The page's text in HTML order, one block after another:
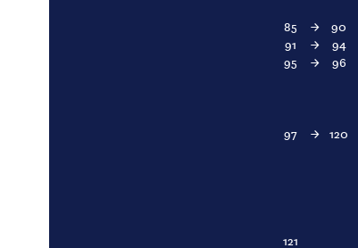
85
→ 90
91
→ 94
95
→ 96
97 → 120
121